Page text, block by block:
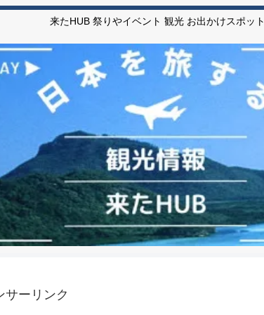
来たHUB 祭りやイベント 観光 お出かけスポット
サーリンク